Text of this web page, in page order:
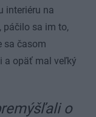
interiéru na
páčilo sa im to,
sa časom
a opäť mal veľký
o